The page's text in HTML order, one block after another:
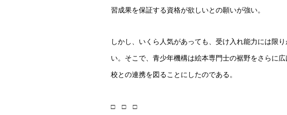
習成果を保証する資格が欲しいとの願いが強い。
しかし、いくら人気があっても、受け入れ能力には限
い。そこで、青少年機構は絵本専門士の裾野をさらに
校との連携を図ることにしたのである。
□ □ □